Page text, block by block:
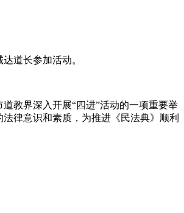
道长参加活动。
教界深入开展“四进”活动的一项重要举
律意识和素质，为推进《民法典》顺利